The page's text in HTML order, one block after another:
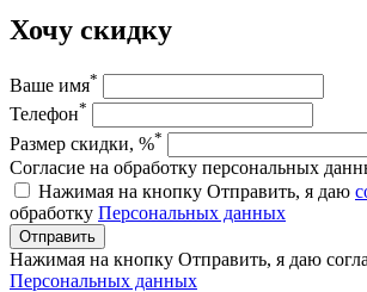
Хочу скидку
Ваше имя*
Телефон*
Размер скидки, %*
Согласие на обработку персональных
Нажимая на кнопку Отправить, я даю
обработку Персональных данных
Отправить
Нажимая на кнопку Отправить, я даю
Персональных данных